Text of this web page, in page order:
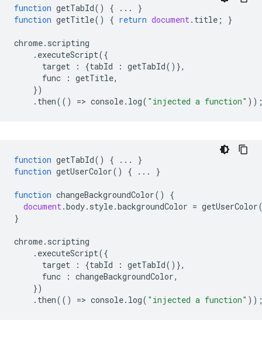
function getTabId() { ...
}
function getTitle() { return document. title ; }
chrome. scripting
. executeScript({
target
: {tabId : getTabId()},
func
: getTitle,
})
. then(() => console. log( "injected a function"
function getTabId() { ...
}
function getUserColor() { ... }
function changeBackgroundColor()
{
document.body. style.backgroundColor = getUserColor
}
chrome. scripting
. executeScript({
target
: {tabId : getTabId()},
func
: changeBackgroundColor,
})
. then(() => console. log( "injected a function"